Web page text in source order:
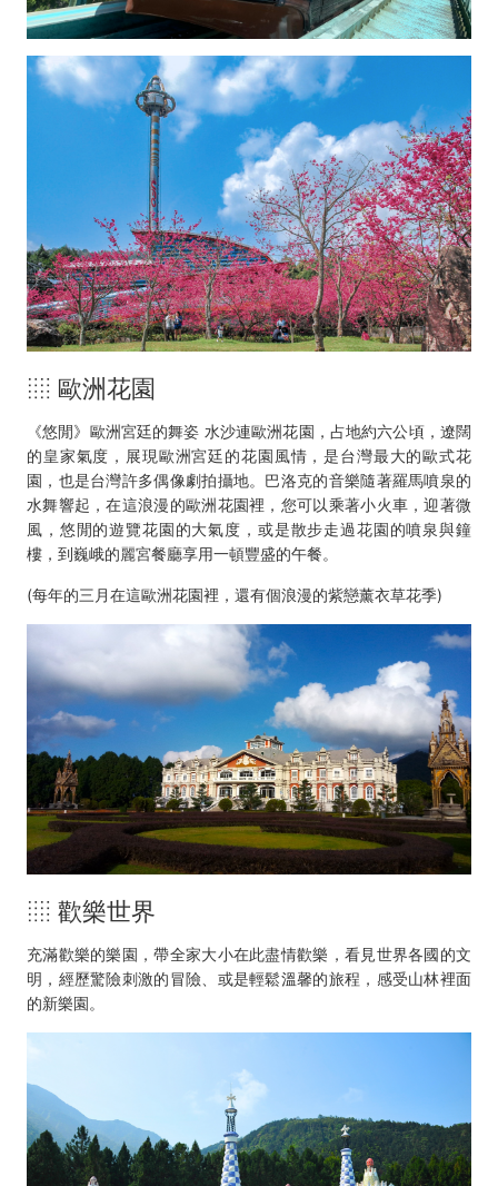
░ 歐洲花園
《悠閒》歐洲宮廷的舞姿 水沙連歐洲花園，占地約六公頃，遼闊
的皇家氣度，展現歐洲宮廷的花園風情，是台灣最大的歐式花
園，也是台灣許多偶像劇拍攝地。巴洛克的音樂隨著羅馬噴泉的
水舞響起，在這浪漫的歐洲花園裡，您可以乘著小火車，迎著微
風，悠閒的遊覽花園的大氣度，或是散步走過花園的噴泉與鐘
樓，到巍峨的麗宮餐廳享用一頓豐盛的午餐。
(每年的三月在這歐洲花園裡，還有個浪漫的紫戀薰衣草花季)
░ 歡樂世界
充滿歡樂的樂園，帶全家大小在此盡情歡樂，看見世界各國的文
明，經歷驚險刺激的冒險、或是輕鬆溫馨的旅程，感受山林裡面
的新樂園。